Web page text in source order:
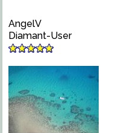
AngelV
Diamant-User